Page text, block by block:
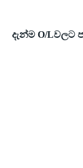
දැන්ම O/Lවලට